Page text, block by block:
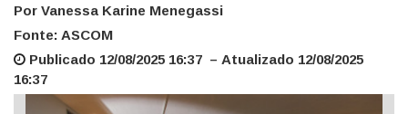
Por Vanessa Karine Menegassi
Fonte: ASCOM
Publicado 12/08/2025 16:37 – Atualizado 12/08/2025
16:37